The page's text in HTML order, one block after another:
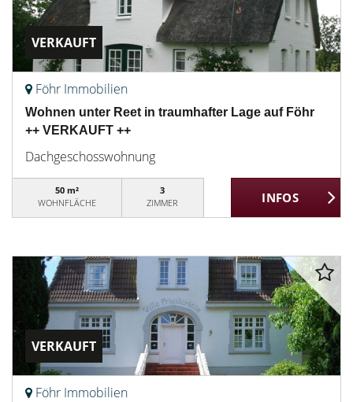
VERKAUFT
Föhr Immobilien
Wohnen unter Reet in traumhafter Lage auf Föhr
++ VERKAUFT ++
Dachgeschosswohnung
50 m²
WOHNFLÄCHE
3
ZIMMER
VERKAUFT
Föhr Immobilien